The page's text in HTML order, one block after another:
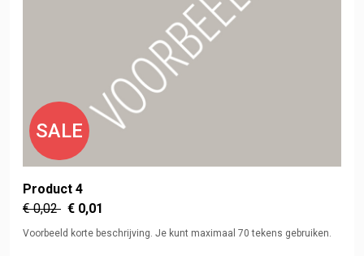
SALE
Product 4
€ 0,02 € 0,01
Voorbeeld korte beschrijving. Je kunt maximaal 70 tekens gebruiken.